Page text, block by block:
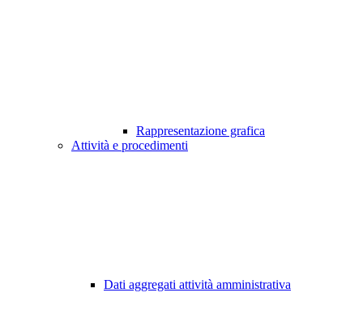
Rappresentazione grafica
Attività e procedimenti
Dati aggregati attività amministrativa